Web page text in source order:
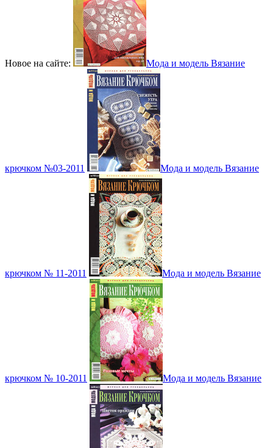
Новое на сайте: Мода и модель Вязание
крючком №03-2011 Мода и модель Вязание
крючком № 11-2011 Мода и модель Вязание
крючком № 10-2011 Мода и модель Вязание